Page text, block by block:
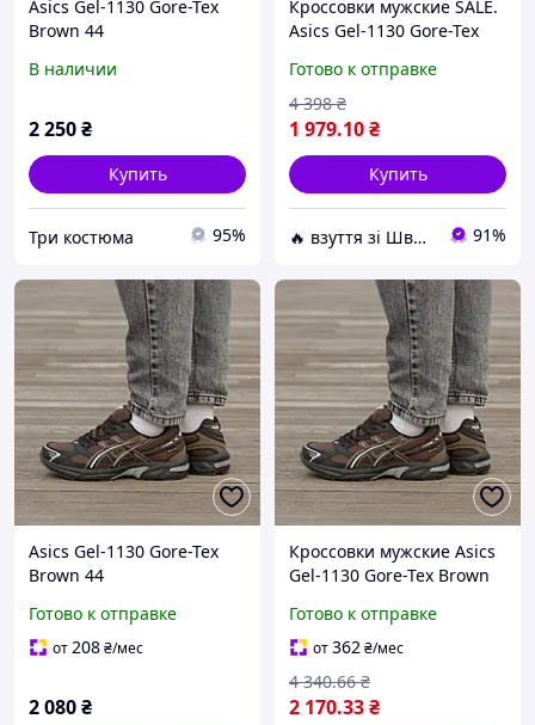
Asics Gel-1130 Gore-Tex
Brown 44
В наличии
2 250₴
Купить
Три костюма 95%
Кроссовки мужские SALE.
Asics Gel-1130 Gore-Tex
размер
Готово к отправке
1 979.10₴
4 398 ₴
Купить
🔥 взуття зі Швеції, миттєво 🚚💨 без передоплат 91%
Asics Gel-1130 Gore-Tex
Brown 44
Готово к отправке
от208₴/мес
2 080₴
Кроссовки мужские Asics
Gel-1130 Gore-Tex Brown
Готово к отправке
от362₴/мес
2 170.33₴
4 340.66 ₴